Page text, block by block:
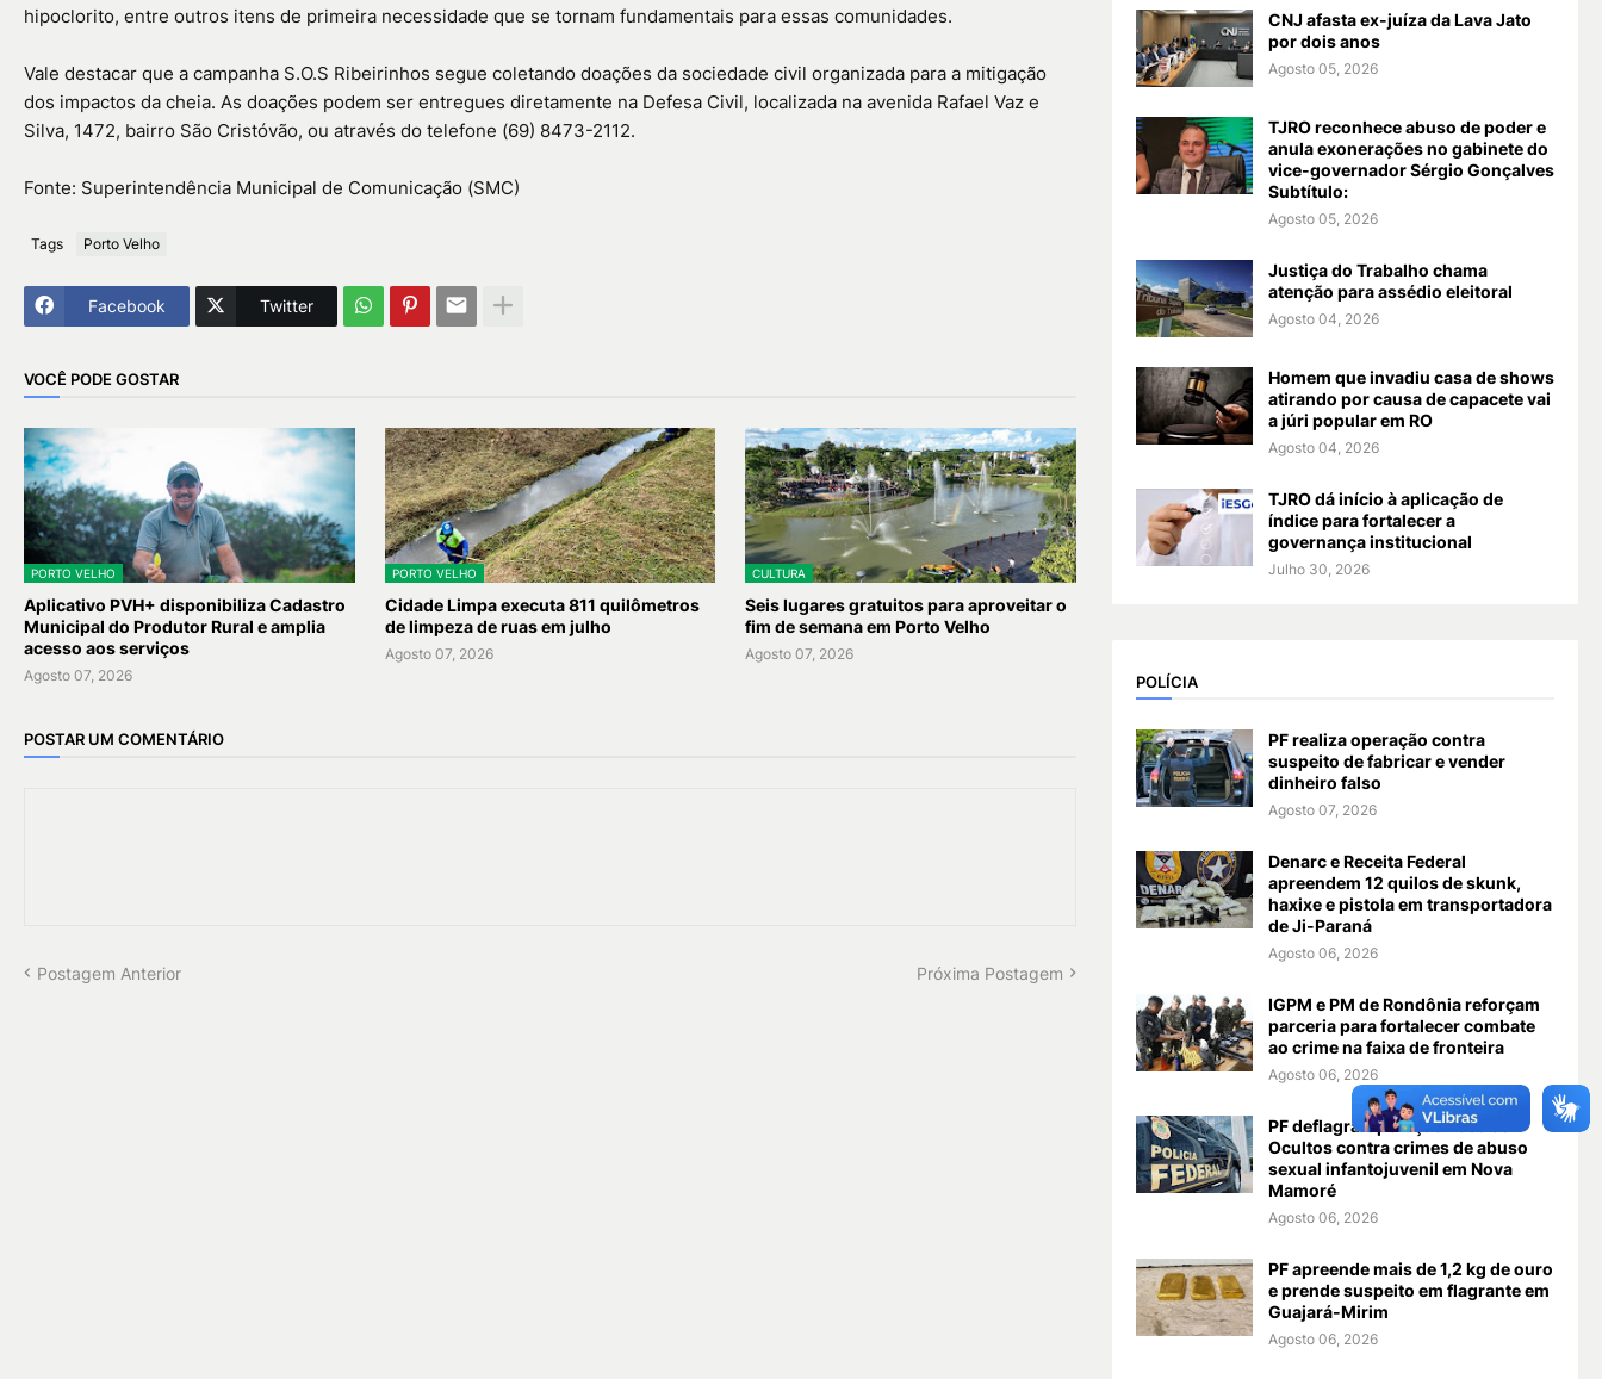
hipoclorito, entre outros itens de primeira necessidade que se tornam fundamentais para essas comunidades.
Vale destacar que a campanha S.O.S Ribeirinhos segue coletando doações da sociedade civil organizada para a mitigação
dos impactos da cheia. As doações podem ser entregues diretamente na Defesa Civil, localizada na avenida Rafael Vaz e
Silva, 1472, bairro São Cristóvão, ou através do telefone (69) 8473-2112.
Fonte: Superintendência Municipal de Comunicação (SMC)
Tags Porto Velho
Facebook Twitter
VOCÊ PODE GOSTAR
PORTO VELHO
Aplicativo PVH+ disponibiliza Cadastro
Municipal do Produtor Rural e amplia
acesso aos serviços
Agosto 07, 2026
PORTO VELHO
Cidade Limpa executa 811 quilômetros
de limpeza de ruas em julho
Agosto 07, 2026
CULTURA
Seis lugares gratuitos para aproveitar o
fim de semana em Porto Velho
Agosto 07, 2026
POSTAR UM COMENTÁRIO
Postagem Anterior Próxima Postagem
CNJ afasta ex-juíza da Lava Jato
por dois anos
Agosto 05, 2026
TJRO reconhece abuso de poder e
anula exonerações no gabinete do
vice-governador Sérgio Gonçalves
Subtítulo:
Agosto 05, 2026
Justiça do Trabalho chama
atenção para assédio eleitoral
Agosto 04, 2026
Homem que invadiu casa de shows
atirando por causa de capacete vai
a júri popular em RO
Agosto 04, 2026
TJRO dá início à aplicação de
índice para fortalecer a
governança institucional
Julho 30, 2026
POLÍCIA
PF realiza operação contra
suspeito de fabricar e vender
dinheiro falso
Agosto 07, 2026
Denarc e Receita Federal
apreendem 12 quilos de skunk,
haxixe e pistola em transportadora
de Ji-Paraná
Agosto 06, 2026
IGPM e PM de Rondônia reforçam
parceria para fortalecer combate
ao crime na faixa de fronteira
Agosto 06, 2026
PF deflagra Operação Rastros
Ocultos contra crimes de abuso
sexual infantojuvenil em Nova
Mamoré
Agosto 06, 2026
PF apreende mais de 1,2 kg de ouro
e prende suspeito em flagrante em
Guajará-Mirim
Agosto 06, 2026